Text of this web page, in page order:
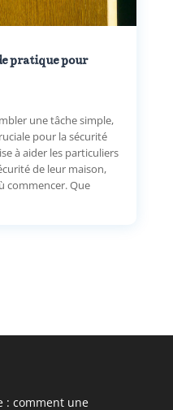
pratique pour
une tâche simple,
pour la sécurité
à aider les particuliers
de leur maison,
commencer. Que
: comment une